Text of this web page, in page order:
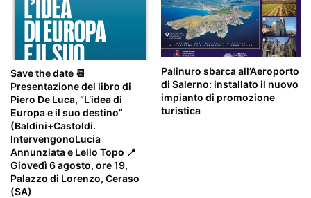
Save the date 📆
Presentazione del libro di
Piero De Luca, “L’idea di
Europa e il suo destino”
(Baldini+Castoldi.
IntervengonoLucia
Annunziata e Lello Topo 📍
Giovedì 6 agosto, ore 19,
Palazzo di Lorenzo, Ceraso
(SA)
Palinuro sbarca all’Aeroporto
di Salerno: installato il nuovo
impianto di promozione
turistica